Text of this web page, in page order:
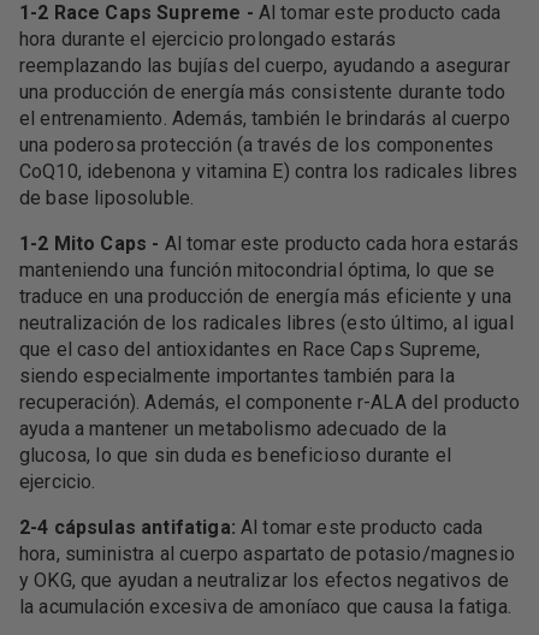
1-2 Race Caps Supreme - Al tomar este producto cada
hora durante el ejercicio prolongado estarás
reemplazando las bujías del cuerpo, ayudando a asegurar
una producción de energía más consistente durante todo
el entrenamiento. Además, también le brindarás al cuerpo
una poderosa protección (a través de los componentes
CoQ10, idebenona y vitamina E) contra los radicales libres
de base liposoluble.
1-2 Mito Caps - Al tomar este producto cada hora estarás
manteniendo una función mitocondrial óptima, lo que se
traduce en una producción de energía más eficiente y una
neutralización de los radicales libres (esto último, al igual
que el caso del antioxidantes en Race Caps Supreme,
siendo especialmente importantes también para la
recuperación). Además, el componente r-ALA del producto
ayuda a mantener un metabolismo adecuado de la
glucosa, lo que sin duda es beneficioso durante el
ejercicio.
2-4 cápsulas antifatiga: Al tomar este producto cada
hora, suministra al cuerpo aspartato de potasio/magnesio
y OKG, que ayudan a neutralizar los efectos negativos de
la acumulación excesiva de amoníaco que causa la fatiga.